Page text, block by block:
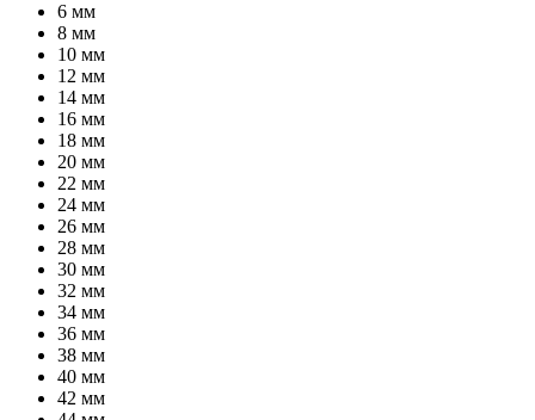
6 мм
8 мм
10 мм
12 мм
14 мм
16 мм
18 мм
20 мм
22 мм
24 мм
26 мм
28 мм
30 мм
32 мм
34 мм
36 мм
38 мм
40 мм
42 мм